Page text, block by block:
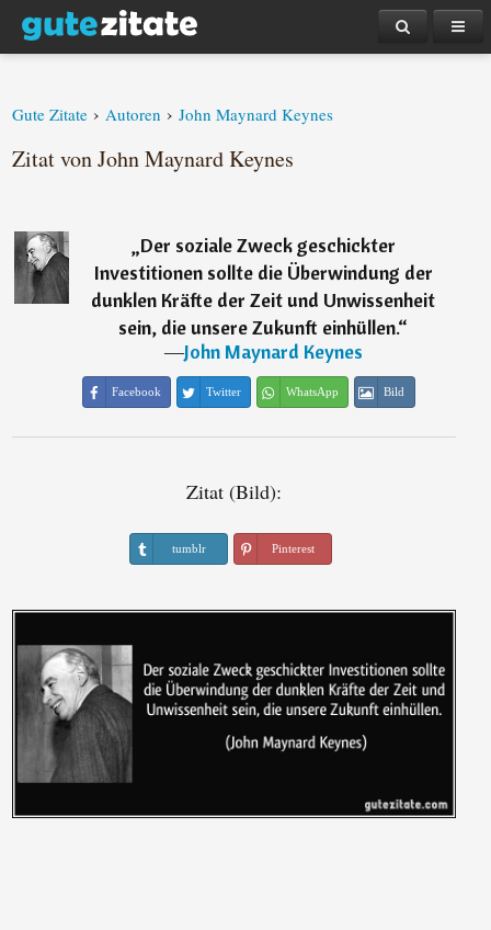
Gute Zitate › Autoren › John Maynard Keynes
Zitat von John Maynard Keynes
„Der soziale Zweck geschickter
Investitionen sollte die Überwindung der
dunklen Kräfte der Zeit und Unwissenheit
sein, die unsere Zukunft einhüllen.“
―John Maynard Keynes
Facebook Twitter WhatsApp Bild
Zitat (Bild):
tumblr Pinterest